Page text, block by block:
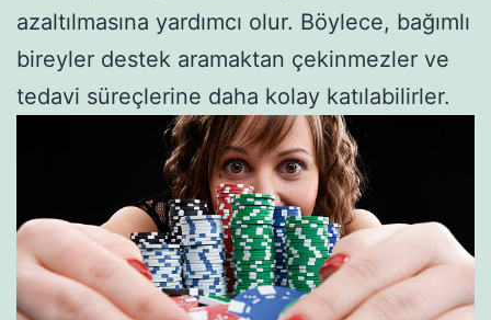
azaltılmasına yardımcı olur. Böylece, bağımlı
bireyler destek aramaktan çekinmezler ve
tedavi süreçlerine daha kolay katılabilirler.